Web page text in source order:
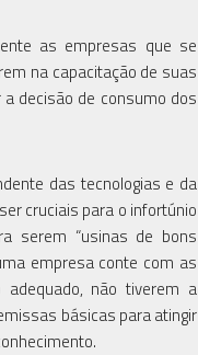
as empresas que se
na capacitação de suas
decisão de consumo dos
das tecnologias e da
cruciais para o infortúnio
serem “usinas de bons
empresa conte com as
não tiverem a
básicas para atingir